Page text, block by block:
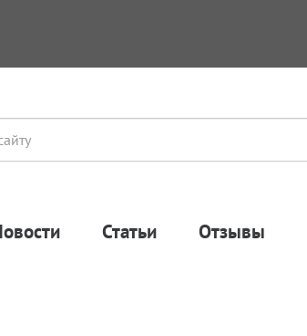
Статьи Отзывы